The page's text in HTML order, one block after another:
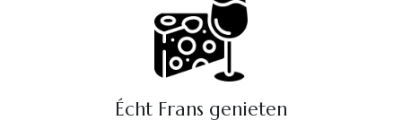
Écht Frans genieten